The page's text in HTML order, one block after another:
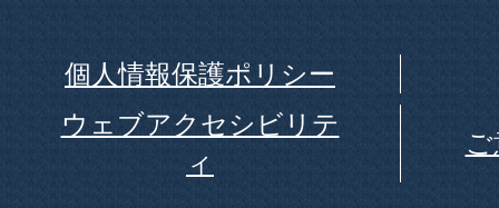
個人情報保護ポリシー
ウェブアクセシビリテ
ィ